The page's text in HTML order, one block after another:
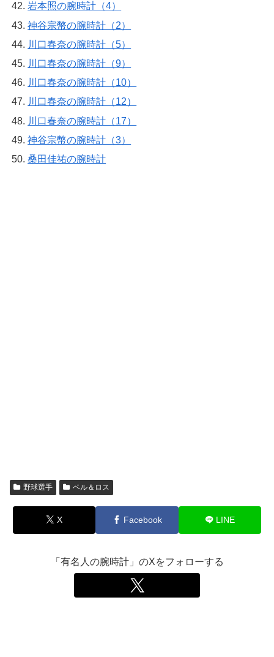
岩本照の腕時計（4）
神谷宗幣の腕時計（2）
川口春奈の腕時計（5）
川口春奈の腕時計（9）
川口春奈の腕時計（10）
川口春奈の腕時計（12）
川口春奈の腕時計（17）
神谷宗幣の腕時計（3）
桑田佳祐の腕時計
野球選手 ベル＆ロス
X Facebook LINE
「有名人の腕時計」のXをフォローする